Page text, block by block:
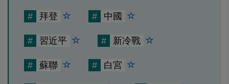
# 拜登 # 中國
# 習近平 # 新冷戰
# 蘇聯 # 白宮